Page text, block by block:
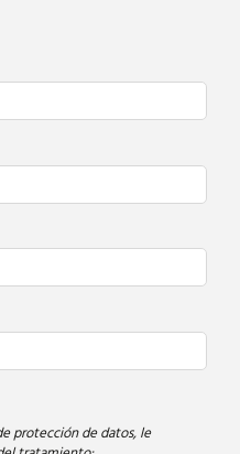
protección de datos, le